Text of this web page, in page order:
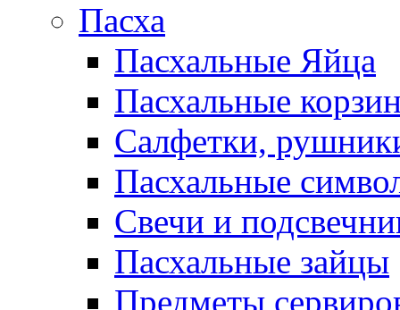
Пасха
Пасхальные Яйца
Пасхальные
Салфетки,
Пасхальные
Свечи и
Пасхальные зайцы
Предметы